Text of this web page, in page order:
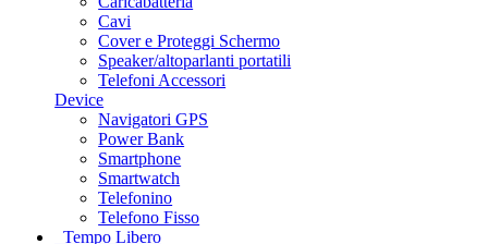
Cavi
Cover e Proteggi Schermo
Speaker/altoparlanti portatili
Telefoni Accessori
Device
Navigatori GPS
Power Bank
Smartphone
Smartwatch
Telefonino
Telefono Fisso
Tempo Libero